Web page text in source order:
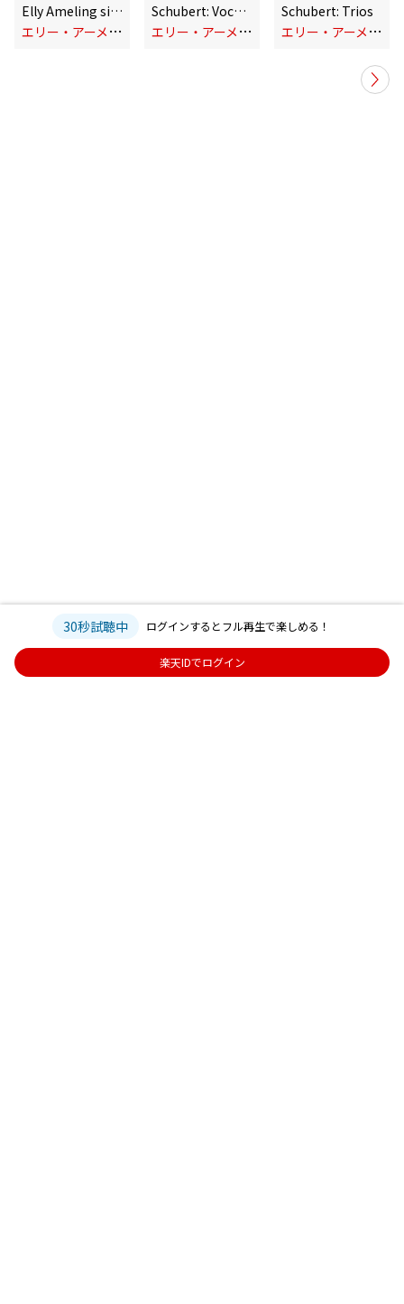
Elly Ameling sings Mozart, Schubert, Grieg, Mahler (Elly Ameling – The Philips Recitals, Vol. 27)
エ
リー・アーメリング
Schubert: Vocal Quartets
エ
リー・アーメリング
Schubert: Trios
エ
リー・アーメリング
30秒試聴中 ログインするとフル再生で楽しめる！
楽天IDでログイン